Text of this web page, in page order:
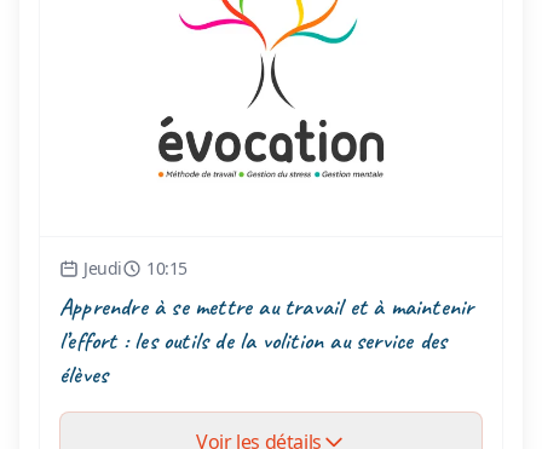
Jeudi 10:15
Apprendre à se mettre au travail et à maintenir
l’effort : les outils de la volition au service des
élèves
Voir les détails